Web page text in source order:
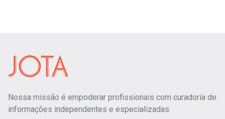
Nossa missão é empoderar profissionais com curadoria de
informações independentes e especializadas.